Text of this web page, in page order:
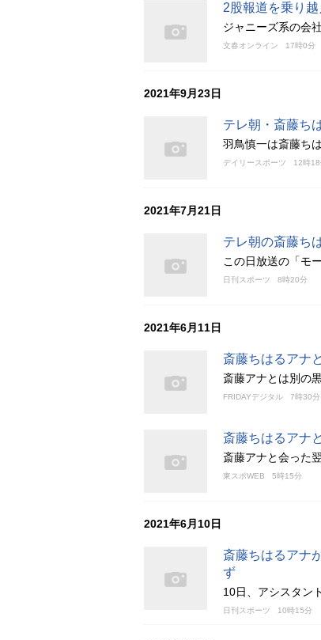
2股報道を乗り
ジャニーズ系の会
文春オンライン 17時0分
2021年9月23日
テレ朝・斎藤ち
羽鳥慎一は斎藤ち
デイリースポーツ 12時18
2021年7月21日
テレ朝の斎藤ち
この日放送の「モ
日刊スポーツ 8時20分
2021年6月11日
斎藤ちはるアナ
斎藤アナとは別の
FRIDAYデジタル 7時30分
斎藤ちはるアナ
斎藤アナと会った
東スポWEB 5時15分
2021年6月10日
斎藤ちはるアナ
ず
10日、アシスタン
日刊スポーツ 10時15分